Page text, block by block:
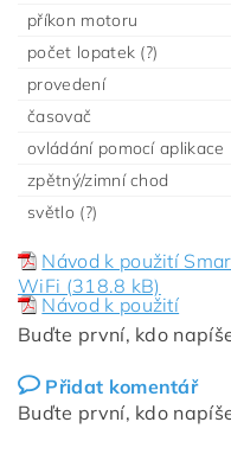
příkon motoru
počet lopatek (?)
provedení
časovač
ovládání pomocí aplikace
zpětný/zimní chod
světlo (?)
Návod k použití
WiFi (318.8 kB)
Návod k použití
Buďte první, kdo
Přidat komentář
Buďte první, kdo